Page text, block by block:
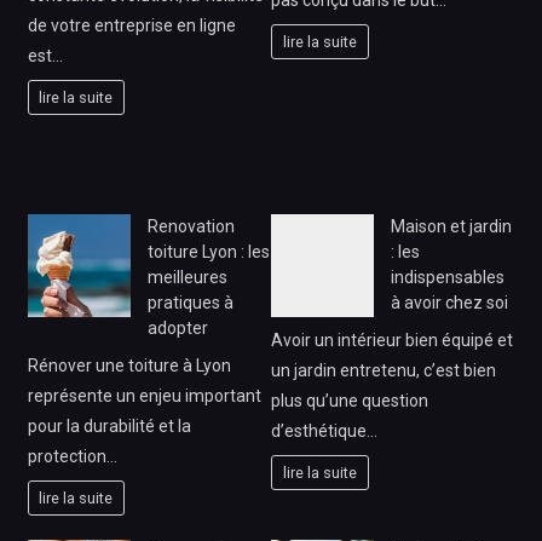
de votre entreprise en ligne
est…
lire la suite
lire la suite
Renovation
toiture Lyon : les
meilleures
pratiques à
adopter
Rénover une toiture à Lyon
représente un enjeu important
pour la durabilité et la
protection…
lire la suite
Maison et jardin
: les
indispensables
à avoir chez soi
Avoir un intérieur bien équipé et
un jardin entretenu, c’est bien
plus qu’une question
d’esthétique…
lire la suite